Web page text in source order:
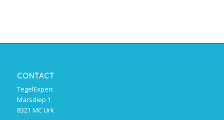
CONTACT
TegelExpert
Marsdiep 1
8321 MC Urk